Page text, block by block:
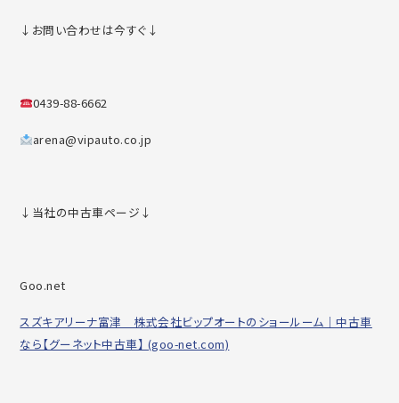
↓お問い合わせは今すぐ↓
0439-88-6662
arena@vipauto.co.jp
↓当社の中古車ページ↓
Goo.net
スズキアリーナ富津 株式会社ビップオートのショールーム｜中古車
なら【グーネット中古車】 (goo-net.com)